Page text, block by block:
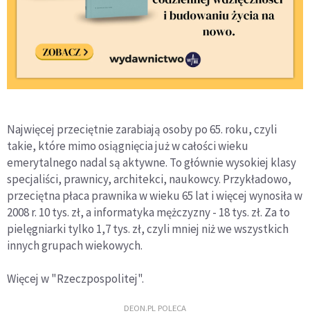
Najwięcej przeciętnie zarabiają osoby po 65. roku, czyli
takie, które mimo osiągnięcia już w całości wieku
emerytalnego nadal są aktywne. To głównie wysokiej klasy
specjaliści, prawnicy, architekci, naukowcy. Przykładowo,
przeciętna płaca prawnika w wieku 65 lat i więcej wynosiła w
2008 r. 10 tys. zł, a informatyka mężczyzny - 18 tys. zł. Za to
pielęgniarki tylko 1,7 tys. zł, czyli mniej niż we wszystkich
innych grupach wiekowych.
Więcej w "Rzeczpospolitej".
DEON.PL POLECA